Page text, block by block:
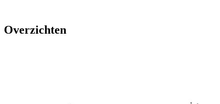
Overzichten